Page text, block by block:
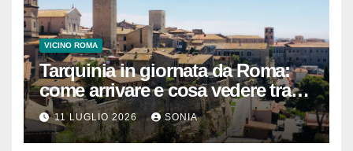
VICINO ROMA
Tarquinia in giornata da Roma:
come arrivare e cosa vedere tra
necropoli etrusca, museo e
centro storico
11 LUGLIO 2026 SONIA